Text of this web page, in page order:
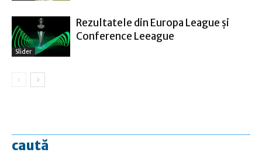
Slider
Rezultatele din Europa League şi
Conference Leeague
caută